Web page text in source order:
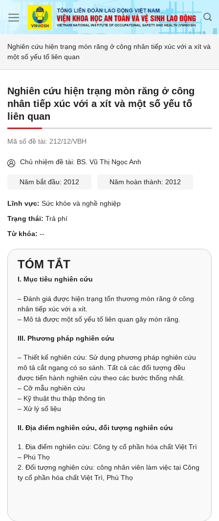
Nghiên cứu hiện trạng mòn răng ở công nhân tiếp xúc với a xít và
một số yếu tố liên quan
Nghiên cứu hiện trạng mòn răng ở công
nhân tiếp xúc với a xít và một số yếu tố
liên quan
Mã số đề tài: 212/12/VBH
Chủ nhiệm đề tài: BS. Vũ Thị Ngọc Anh
Năm bắt đầu: 2012 Năm hoàn thành: 2012
Lĩnh vực: Sức khỏe và nghề nghiệp
Trạng thái: Trả phí
Từ khóa: --
TÓM TẮT
I. Mục tiêu nghiên cứu
– Đánh giá được hiện trạng tổn thương mòn răng ở công
nhân tiếp xúc với a xít.
– Mô tả được một số yếu tố liên quan gây mòn răng.
III. Phương pháp nghiên cứu
– Thiết kế nghiên cứu: Sử dụng phương pháp nghiên cứu
mô tả cắt ngang có so sánh. Tất cả các đối tượng đều
được tiến hành nghiên cứu theo các bước thống nhất.
– Cỡ mẫu nghiên cứu
– Kỹ thuật thu thập thông tin
– Xử lý số liệu
II. Địa điểm nghiên cứu, đối tượng nghiên cứu
1. Địa điểm nghiên cứu: Công ty cổ phần hóa chất Việt Trì
– Phú Thọ
2. Đối tượng nghiên cứu: công nhân viên làm việc tại Công
ty cổ phần hóa chất Việt Trì, Phú Thọ